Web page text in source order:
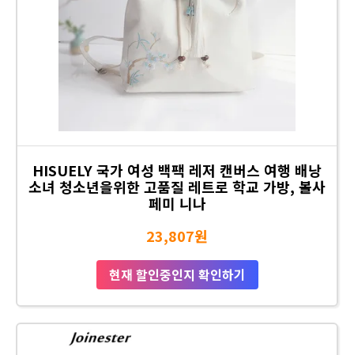
HISUELY 국가 여성 백팩 레저 캔버스 여행 배낭
소녀 청소년을위한 고품질 레트로 학교 가방, 볼사
페미 니나
23,807원
현재 할인중인지 확인하기